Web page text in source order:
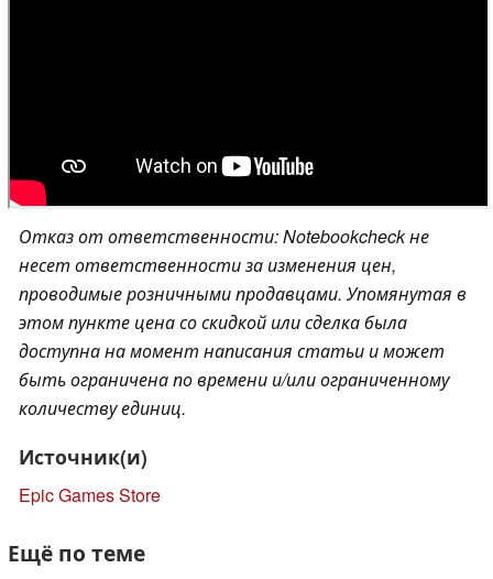
Отказ от ответственности: Notebookcheck не
несет ответственности за изменения цен,
проводимые розничными продавцами. Упомянутая в
этом пункте цена со скидкой или сделка была
доступна на момент написания статьи и может
быть ограничена по времени и/или ограниченному
количеству единиц.
Источник(и)
Epic Games Store
Ещё по теме